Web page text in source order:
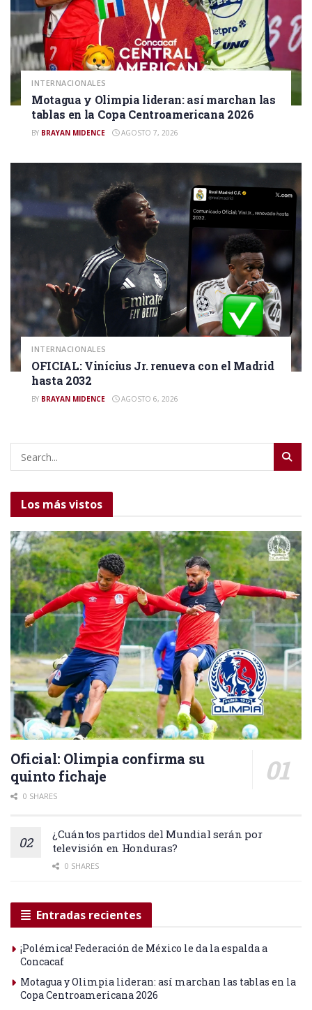
INTERNACIONALES
Motagua y Olimpia lideran: así marchan las
tablas en la Copa Centroamericana 2026
BY BRAYAN MIDENCE AGOSTO 7, 2026
INTERNACIONALES
OFICIAL: Vinícius Jr. renueva con el Madrid
hasta 2032
BY BRAYAN MIDENCE AGOSTO 6, 2026
Los más vistos
Oficial: Olimpia confirma su
quinto fichaje
0 SHARES
¿Cuántos partidos del Mundial serán por
televisión en Honduras?
0 SHARES
Entradas recientes
¡Polémica! Federación de México le da la espalda a
Concacaf
Motagua y Olimpia lideran: así marchan las tablas en la
Copa Centroamericana 2026